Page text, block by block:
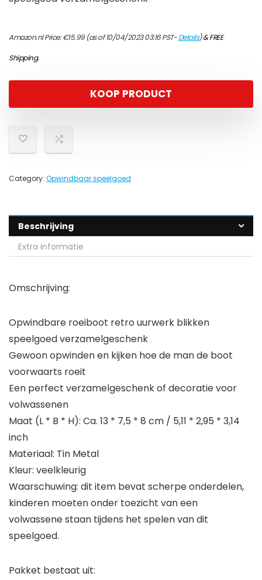
Amazon.nl Price:€15.99(as of 10/04/2023 03:16 PST-Details)&FREE
Shipping.
KOOP PRODUCT
Category: Opwindbaar speelgoed
Beschrijving
Extra informatie
Omschrijving:
Opwindbare roeiboot retro uurwerk blikken
speelgoed verzamelgeschenk
Gewoon opwinden en kijken hoe de man de boot
voorwaarts roeit
Een perfect verzamelgeschenk of decoratie voor
volwassenen
Maat (L * B * H): Ca. 13 * 7,5 * 8 cm / 5,11 * 2,95 * 3,14
inch
Materiaal: Tin Metal
Kleur: veelkleurig
Waarschuwing: dit item bevat scherpe onderdelen,
kinderen moeten onder toezicht van een
volwassene staan ​​tijdens het spelen van dit
speelgoed.
Pakket bestaat uit: